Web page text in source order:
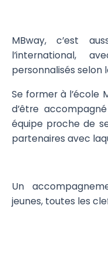
MBway, c’est
l’international,
personnalisés selon
Se former à l’école
d’être
équipe proche de
partenaires avec
Un
jeunes, toutes les